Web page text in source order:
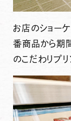
お店のショー
番商品から期
のこだわりプリ